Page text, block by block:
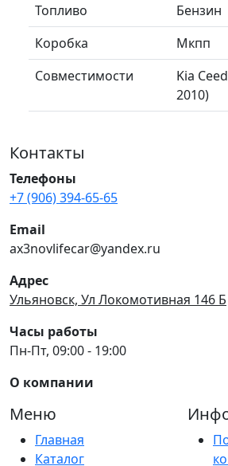
Топливо
Бензин
Коробка
Мкпп
Совместимости
Kia
2010)
Контакты
Телефоны
+7 (906) 394-65-65
Email
ax3novlifecar@yandex.ru
Адрес
Ульяновск, Ул Локомотивная 146 Б
Часы работы
Пн-Пт, 09:00 - 19:00
О компании
Меню
Главная
Каталог